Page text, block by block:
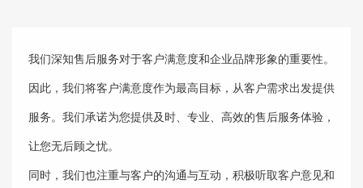
我们深知售后服务对于客户满意度和企业品牌形象的重要性。
因此，我们将客户满意度作为最高目标，从客户需求出发提供
服务。我们承诺为您提供及时、专业、高效的售后服务体验，
让您无后顾之忧。
同时，我们也注重与客户的沟通与互动，积极听取客户意见和